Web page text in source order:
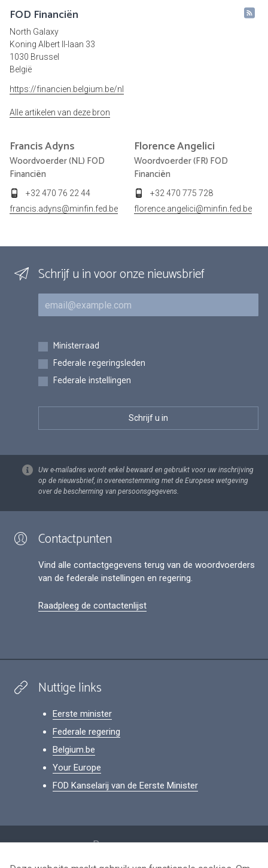
FOD Financiën
North Galaxy
Koning Albert II-laan 33
1030 Brussel
België
https://financien.belgium.be/nl
Alle artikelen van deze bron
FrancisAdyns
Woordvoerder (NL) FOD
Financiën
+32 470 76 22 44
francis.adyns@minfin.fed.be
FlorenceAngelici
Woordvoerder (FR) FOD
Financiën
+32 470 775 728
florence.angelici@minfin.fed.be
Schrijf u in voor onze nieuwsbrief
E-mail
Inschrijvingen
Ministerraad
Federale regeringsleden
Federale instellingen
Uw e-mailadres wordt enkel bewaard en gebruikt voor uw inschrijving
op de nieuwsbrief, in overeenstemming met de Europese wetgeving
over de bescherming van persoonsgegevens.
Contactpunten
Vind alle contactgegevens terug van de woordvoerders
van de federale instellingen en regering.
Raadpleeg de contactenlijst
Nuttige links
Eerste minister
Federale regering
Belgium.be
Your Europe
FOD Kanselarij van de Eerste Minister
Persoonsgegevens